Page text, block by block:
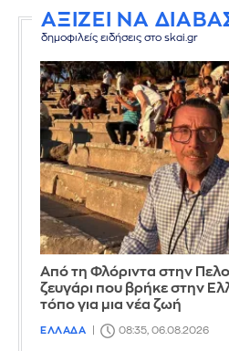
ΑΞΙΖΕΙ ΝΑ
δημοφιλείς ειδήσεις στο skai.gr
Από τη Φλόριντα στην
ζευγάρι που βρήκε στην
τόπο για μια νέα ζωή
ΕΛΛΑΔΑ 08:35, 06.08.2026